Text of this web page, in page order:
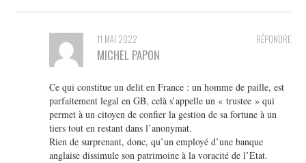
RÉPONDRE
11 MAI 2022
MICHEL PAPON
Ce qui constitue un delit en France : un homme de paille, est
parfaitement legal en GB, celà s’appelle un « trustee » qui
permet à un citoyen de confier la gestion de sa fortune à un
tiers tout en restant dans l’anonymat.
Rien de surprenant, donc, qu’un employé d’une banque
anglaise dissimule son patrimoine à la voracité de l’Etat.